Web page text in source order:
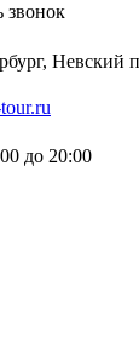
звонок
Невский
до 20:00